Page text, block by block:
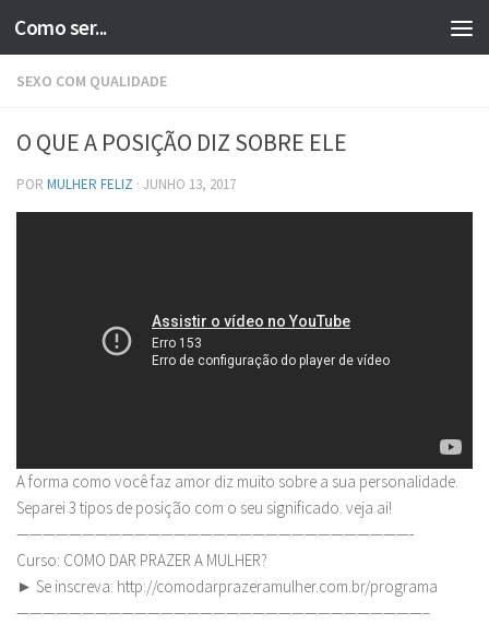
Skip to content
Como ser...
SEXO COM QUALIDADE
O QUE A POSIÇÃO DIZ SOBRE ELE
POR MULHER FELIZ · JUNHO 13, 2017
A forma como você faz amor diz muito sobre a sua personalidade.
Separei 3 tipos de posição com o seu significado. veja ai!
——————————————————————————————-
Curso: COMO DAR PRAZER A MULHER?
► Se inscreva: http://comodarprazeramulher.com.br/programa
———————————————————————————————–